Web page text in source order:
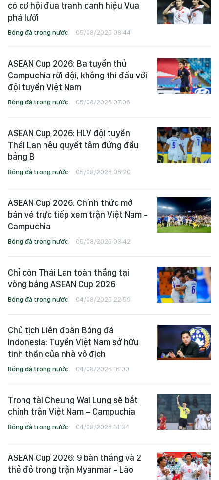
có cơ hội đua tranh danh hiệu Vua
phá lưới
Bóng đá trong nước 05/08/2026 08:44
ASEAN Cup 2026: Ba tuyển thủ
Campuchia rời đội, không thi đấu với
đội tuyển Việt Nam
Bóng đá trong nước 05/08/2026 07:06
ASEAN Cup 2026: HLV đội tuyển
Thái Lan nêu quyết tâm đứng đầu
bảng B
Bóng đá trong nước 05/08/2026 06:20
ASEAN Cup 2026: Chính thức mở
bán vé trực tiếp xem trận Việt Nam -
Campuchia
Bóng đá trong nước 05/08/2026 03:42
Chỉ còn Thái Lan toàn thắng tại
vòng bảng ASEAN Cup 2026
Bóng đá trong nước 04/08/2026 22:59
Chủ tịch Liên đoàn Bóng đá
Indonesia: Tuyển Việt Nam sở hữu
tinh thần của nhà vô địch
Bóng đá trong nước 04/08/2026 16:00
Trọng tài Cheung Wai Lung sẽ bắt
chính trận Việt Nam – Campuchia
Bóng đá trong nước 04/08/2026 14:34
ASEAN Cup 2026: 9 bàn thắng và 2
thẻ đỏ trong trận Myanmar - Lào